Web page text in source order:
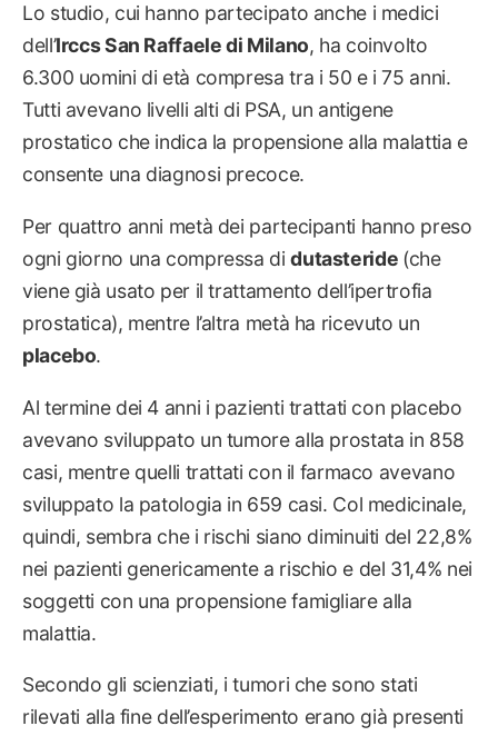
Lo studio, cui hanno partecipato anche i medici
dell’Irccs San Raffaele di Milano, ha coinvolto
6.300 uomini di età compresa tra i 50 e i 75 anni.
Tutti avevano livelli alti di PSA, un antigene
prostatico che indica la propensione alla malattia e
consente una diagnosi precoce.
Per quattro anni metà dei partecipanti hanno preso
ogni giorno una compressa didutasteride (che
viene già usato per il trattamento dell’ipertrofia
prostatica), mentre l’altra metà ha ricevuto un
placebo.
Al termine dei 4 anni i pazienti trattati con placebo
avevano sviluppato un tumore alla prostata in 858
casi, mentre quelli trattati con il farmaco avevano
sviluppato la patologia in 659 casi. Col medicinale,
quindi, sembra che i rischi siano diminuiti del 22,8%
nei pazienti genericamente a rischio e del 31,4% nei
soggetti con una propensione famigliare alla
malattia.
Secondo gli scienziati, i tumori che sono stati
rilevati alla fine dell’esperimento erano già presenti